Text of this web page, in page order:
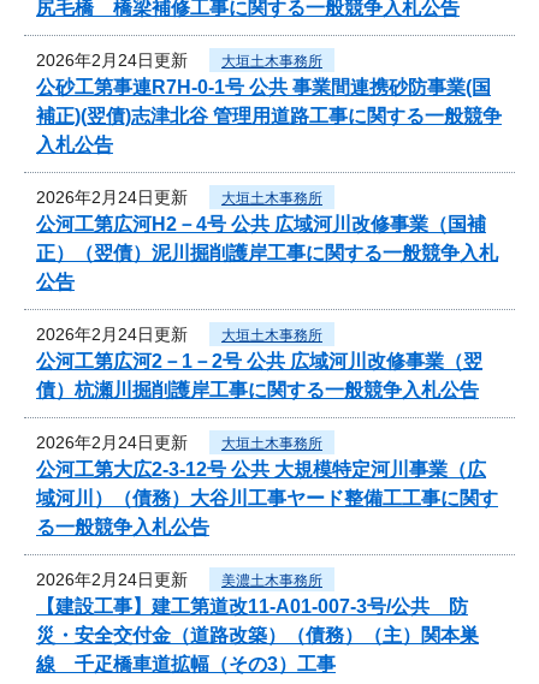
尻毛橋 橋梁補修工事に関する一般競争入札公告
2026年2月24日更新 大垣土木事務所
公砂工第事連R7H-0-1号 公共 事業間連携砂防事業(国
補正)(翌債)志津北谷 管理用道路工事に関する一般競争
入札公告
2026年2月24日更新 大垣土木事務所
公河工第広河H2－4号 公共 広域河川改修事業（国補
正）（翌債）泥川掘削護岸工事に関する一般競争入札
公告
2026年2月24日更新 大垣土木事務所
公河工第広河2－1－2号 公共 広域河川改修事業（翌
債）杭瀬川掘削護岸工事に関する一般競争入札公告
2026年2月24日更新 大垣土木事務所
公河工第大広2-3-12号 公共 大規模特定河川事業（広
域河川）（債務）大谷川工事ヤード整備工工事に関す
る一般競争入札公告
2026年2月24日更新 美濃土木事務所
【建設工事】建工第道改11-A01-007-3号/公共 防
災・安全交付金（道路改築）（債務）（主）関本巣
線 千疋橋車道拡幅（その3）工事